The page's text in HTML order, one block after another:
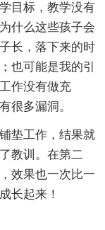
目标，教学没有
什么这些孩子会
长，落下来的时
也可能是我的引
作没有做充
很多漏洞。
垫工作，结果就
教训。在第二
效果也一次比一
长起来！